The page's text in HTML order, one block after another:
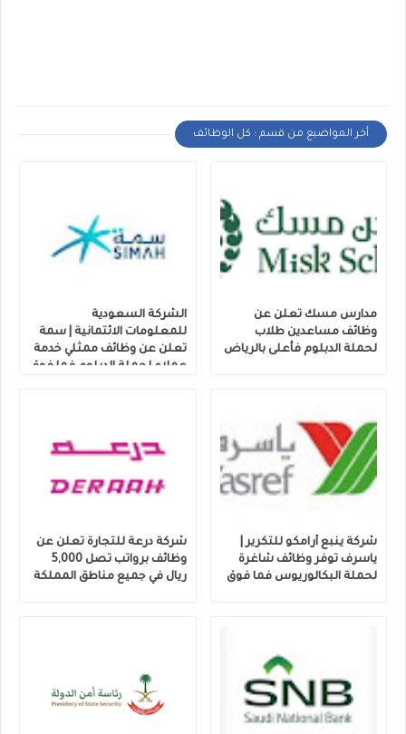
أخر المواضيع من قسم : كل الوظائف
مدارس مسك تعلن عن
وظائف مساعدين طلاب
لحملة الدبلوم فأعلى بالرياض
الشركة السعودية
للمعلومات الائتمانية | سمة
تعلن عن وظائف ممثلي خدمة
عملاء لحملة الدبلوم فما فوق
شركة ينبع أرامكو للتكرير |
ياسرف توفر وظائف شاغرة
لحملة البكالوريوس فما فوق
شركة درعة للتجارة تعلن عن
وظائف برواتب تصل 5,000
ريال في جميع مناطق المملكة